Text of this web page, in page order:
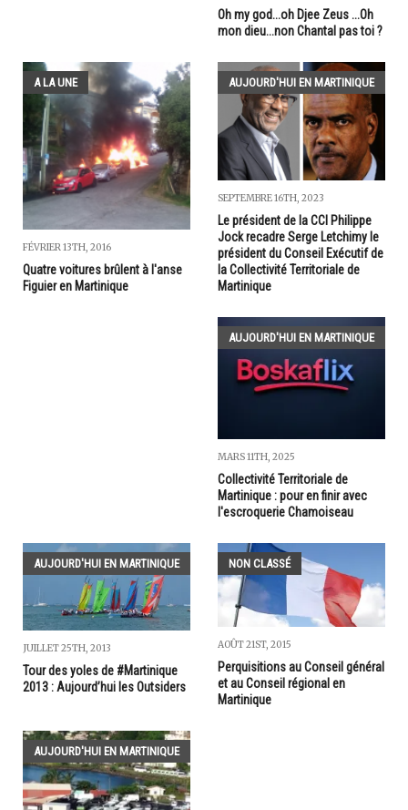
Oh my god...oh Djee Zeus ...Oh
mon dieu...non Chantal pas toi ?
A LA UNE
FÉVRIER 13TH, 2016
Quatre voitures brûlent à l'anse
Figuier en Martinique
AUJOURD'HUI EN MARTINIQUE
SEPTEMBRE 16TH, 2023
Le président de la CCI Philippe
Jock recadre Serge Letchimy le
président du Conseil Exécutif de
la Collectivité Territoriale de
Martinique
AUJOURD'HUI EN MARTINIQUE
MARS 11TH, 2025
Collectivité Territoriale de
Martinique : pour en finir avec
l'escroquerie Chamoiseau
AUJOURD'HUI EN MARTINIQUE
JUILLET 25TH, 2013
Tour des yoles de #Martinique
2013 : Aujourd’hui les Outsiders
NON CLASSÉ
AOÛT 21ST, 2015
Perquisitions au Conseil général
et au Conseil régional en
Martinique
AUJOURD'HUI EN MARTINIQUE